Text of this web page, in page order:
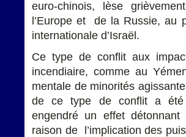
euro-chinois, lèse
l’Europe et de la Russie, au
internationale d’Israël.
Ce type de conflit aux
incendiaire, comme au
mentale de minorités
de ce type de conflit a été
engendré un effet
raison de l’implication des